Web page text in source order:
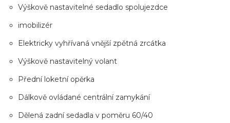
Výškově nastavitelné sedadlo spolujezdce
imobilizér
Elektricky vyhřívaná vnější zpětná zrcátka
Výškově nastavitelný volant
Přední loketní opěrka
Dálkově ovládané centrální zamykání
Dělená zadní sedadla v poměru 60/40